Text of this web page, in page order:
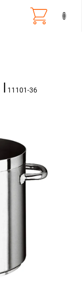
11101-36